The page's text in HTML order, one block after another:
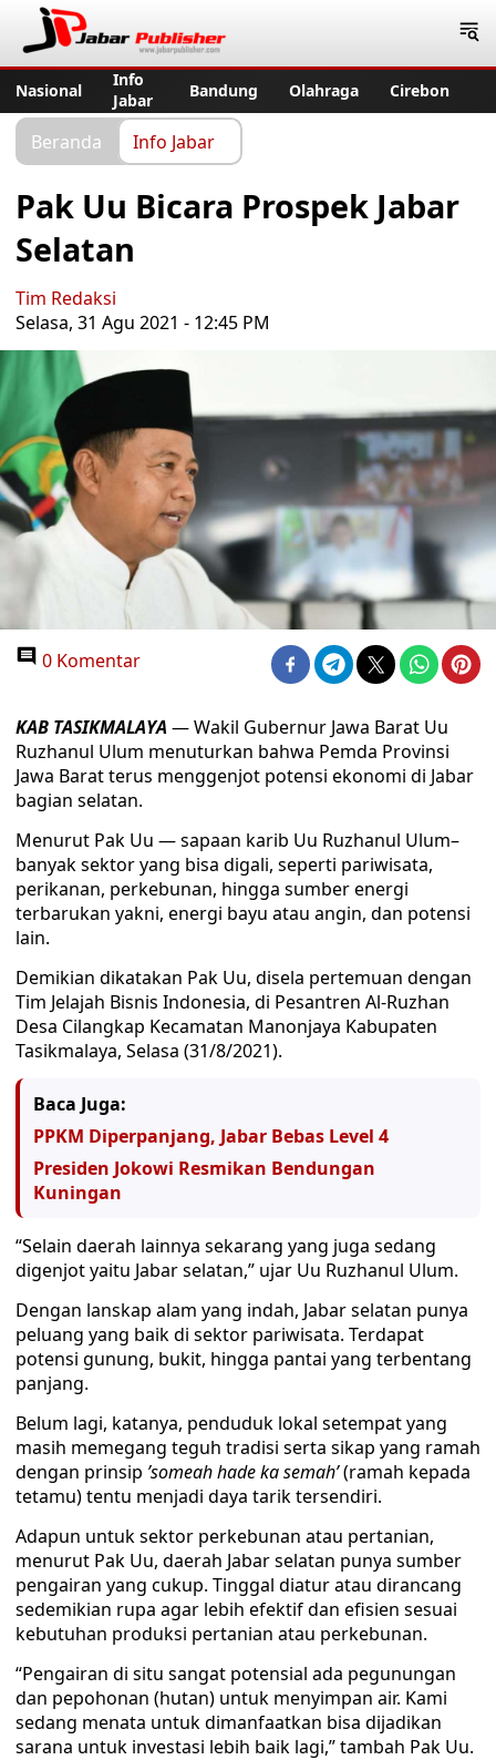
Nasional
Info
Jabar
Bandung Olahraga Cirebon
Beranda Info Jabar
Pak Uu Bicara Prospek Jabar
Selatan
Tim Redaksi
Selasa, 31 Agu 2021 - 12:45 PM
0 Komentar
KAB TASIKMALAYA — Wakil Gubernur Jawa Barat Uu
Ruzhanul Ulum menuturkan bahwa Pemda Provinsi
Jawa Barat terus menggenjot potensi ekonomi di Jabar
bagian selatan.
Menurut Pak Uu — sapaan karib Uu Ruzhanul Ulum–
banyak sektor yang bisa digali, seperti pariwisata,
perikanan, perkebunan, hingga sumber energi
terbarukan yakni, energi bayu atau angin, dan potensi
lain.
Demikian dikatakan Pak Uu, disela pertemuan dengan
Tim Jelajah Bisnis Indonesia, di Pesantren Al-Ruzhan
Desa Cilangkap Kecamatan Manonjaya Kabupaten
Tasikmalaya, Selasa (31/8/2021).
Baca Juga:
PPKM Diperpanjang, Jabar Bebas Level 4
Presiden Jokowi Resmikan Bendungan
Kuningan
“Selain daerah lainnya sekarang yang juga sedang
digenjot yaitu Jabar selatan,” ujar Uu Ruzhanul Ulum.
Dengan lanskap alam yang indah, Jabar selatan punya
peluang yang baik di sektor pariwisata. Terdapat
potensi gunung, bukit, hingga pantai yang terbentang
panjang.
Belum lagi, katanya, penduduk lokal setempat yang
masih memegang teguh tradisi serta sikap yang ramah
dengan prinsip ’someah hade ka semah’(ramah kepada
tetamu) tentu menjadi daya tarik tersendiri.
Adapun untuk sektor perkebunan atau pertanian,
menurut Pak Uu, daerah Jabar selatan punya sumber
pengairan yang cukup. Tinggal diatur atau dirancang
sedemikian rupa agar lebih efektif dan efisien sesuai
kebutuhan produksi pertanian atau perkebunan.
“Pengairan di situ sangat potensial ada pegunungan
dan pepohonan (hutan) untuk menyimpan air. Kami
sedang menata untuk dimanfaatkan bisa dijadikan
sarana untuk investasi lebih baik lagi,” tambah Pak Uu.